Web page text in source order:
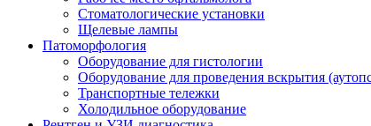
Стоматологические установки
Щелевые лампы
Патоморфология
Оборудование для гистологии
Оборудование для проведения вскрытия
Транспортные тележки
Холодильное оборудование